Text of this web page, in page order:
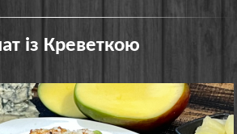
із Креветкою